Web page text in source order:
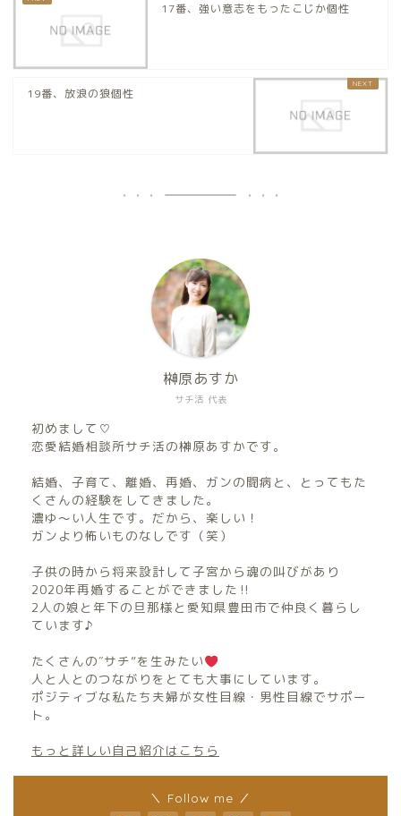
17番、強い意志をもったこじか個性
19番、放浪の狼個性
サチ活 代表
榊原あすか
初めまして♡
恋愛結婚相談所サチ活の榊原あすかです。
結婚、子育て、離婚、再婚、ガンの闘病と、とってもた
くさんの経験をしてきました。
濃ゆ〜い人生です。だから、楽しい！
ガンより怖いものなしです（笑）
子供の時から将来設計して子宮から魂の叫びがあり
2020年再婚することができました‼︎
2人の娘と年下の旦那様と愛知県豊田市で仲良く暮らし
ています♪
たくさんの″サチ”を生みたい
人と人とのつながりをとても大事にしています。
ポジティブな私たち夫婦が女性目線・男性目線でサポー
ト。
もっと詳しい自己紹介はこちら
＼ Follow me ／